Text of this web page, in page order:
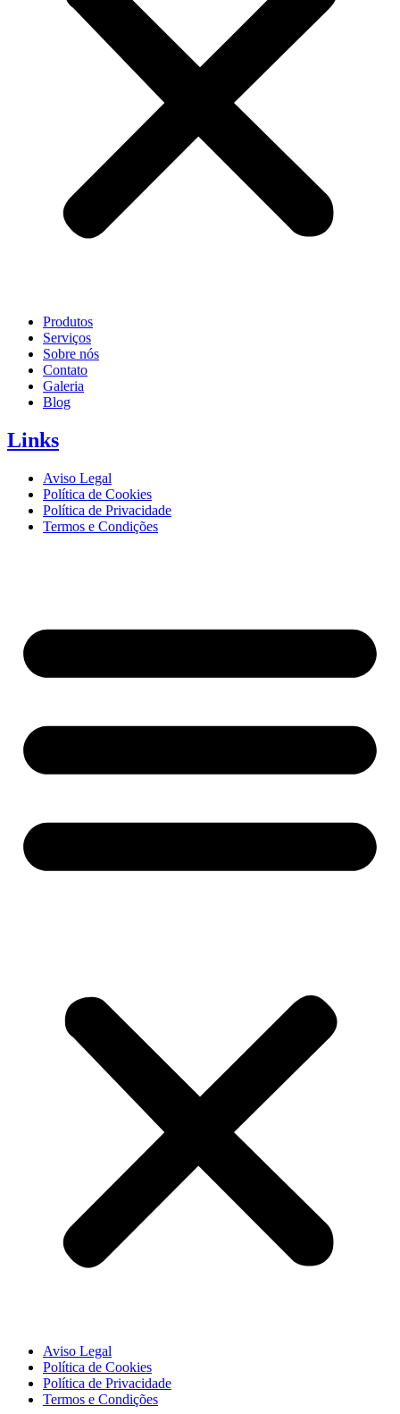
Produtos
Serviços
Sobre nós
Contato
Galeria
Blog
Links
Aviso Legal
Política de Cookies
Política de Privacidade
Termos e Condições
Aviso Legal
Política de Cookies
Política de Privacidade
Termos e Condições